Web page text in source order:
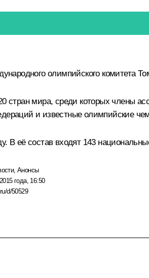
олимпийского комитета
стран мира, среди которых члены
и известные олимпийские
В её состав входят 143
,Анонсы
года, 16:50
d/50529